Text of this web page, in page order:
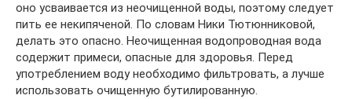
оно усваивается из неочищенной воды, поэтому следует
пить ее некипяченой. По словам Ники Тютюнниковой,
делать это опасно. Неочищенная водопроводная вода
содержит примеси, опасные для здоровья. Перед
употреблением воду необходимо фильтровать, а лучше
использовать очищенную бутилированную.